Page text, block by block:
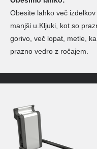
Obesite lahko več
manjši u.Kljuki, kot so
gorivo, več lopat, metle,
prazno vedro z ročajem.